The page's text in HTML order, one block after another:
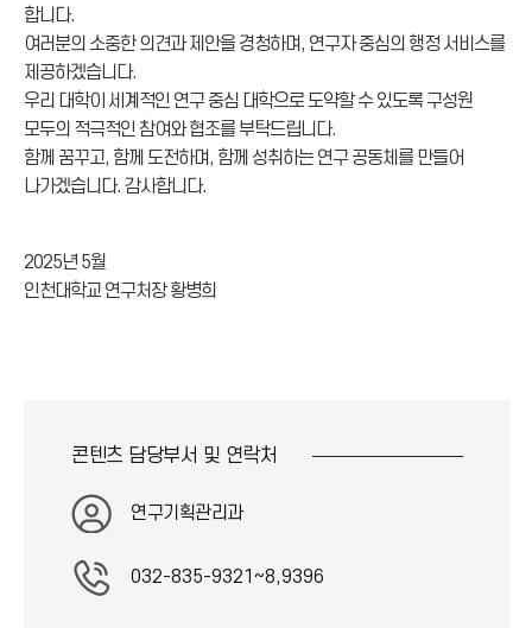
합니다.
여러분의 소중한 의견과 제안을 경청하며, 연구자 중심의 행정 서비스를
제공하겠습니다.
우리 대학이 세계적인 연구 중심 대학으로 도약할 수 있도록 구성원
모두의 적극적인 참여와 협조를 부탁드립니다.
함께 꿈꾸고, 함께 도전하며, 함께 성취하는 연구 공동체를 만들어
나가겠습니다. 감사합니다.
2025년 5월
인천대학교 연구처장 황병희
콘텐츠 담당부서 및 연락처
연구기획관리과
032-835-9321~8,9396